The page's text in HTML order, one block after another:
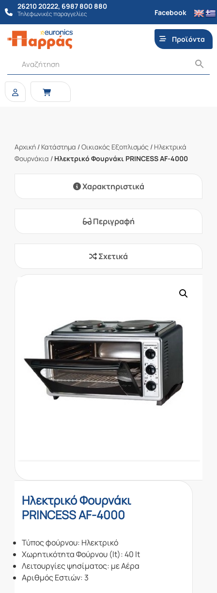
26210 20222, 6987 800 880
Τηλεφωνικές παραγγελίες Facebook
Προϊόντα
Αρχική / Κατάστημα /Οικιακός Εξοπλισμός / Ηλεκτρικά
Φουρνάκια / Ηλεκτρικό Φουρνάκι PRINCESS AF-4000
Χαρακτηριστικά
Περιγραφή
Σχετικά
Ηλεκτρικό Φουρνάκι
PRINCESS AF-4000
Τύπος φούρνου: Ηλεκτρικό
Χωρητικότητα Φούρνου (lt): 40 lt
Λειτουργίες ψησίματος: με Αέρα
Αριθμός Εστιών: 3